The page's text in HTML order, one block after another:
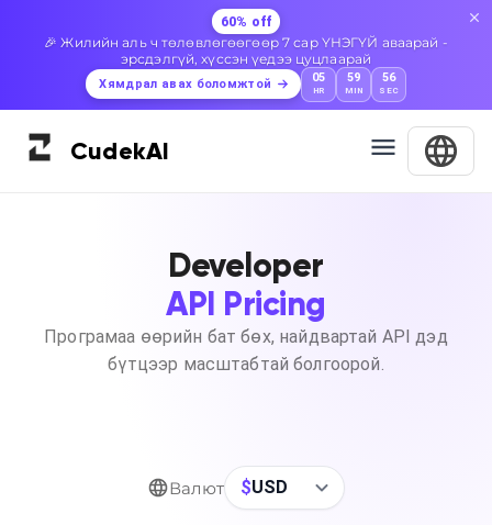
60% off
🎉 Жилийн аль ч төлөвлөгөөгөөр 7 сар ҮНЭГҮЙ аваарай -
эрсдэлгүй, хүссэн үедээ цуцлаарай
Хямдрал авах боломжтой 05
HR
59
MIN
55
SEC
CudekAI
Developer
API Pricing
Програмаа өөрийн бат бөх, найдвартай API дэд
бүтцээр масштабтай болгоорой.
Валют $USD